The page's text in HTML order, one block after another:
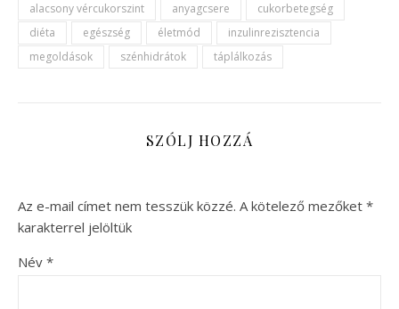
alacsony vércukorszint anyagcsere
cukorbetegség
diéta
egészség életmód
inzulinrezisztencia
megoldások
szénhidrátok táplálkozás
SZÓLJ HOZZÁ
Az e-mail címet nem tesszük közzé. A kötelező mezőket *
karakterrel jelöltük
Név *